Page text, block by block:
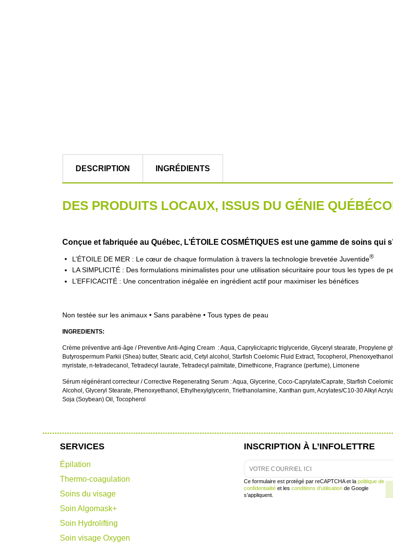
DESCRIPTION INGRÉDIENTS
DES PRODUITS LOCAUX, ISSUS DU GÉNIE
Conçue et fabriquée au Québec, L’ÉTOILE COSMÉTIQUES est une gamme de soins
L’ÉTOILE DE MER : Le cœur de chaque formulation à travers la technologie brevetée Juventide®
LA SIMPLICITÉ : Des formulations minimalistes pour une utilisation sécuritaire pour tous les types de
L’EFFICACITÉ : Une concentration inégalée en ingrédient actif pour maximiser les bénéfices
Non testée sur les animaux • Sans parabène • Tous types de peau
INGREDIENTS:
Crème préventive anti-âge / Preventive Anti-Aging Cream : Aqua, Caprylic/capric triglyceride, Glyceryl stearate, Propylene
Butyrospermum Parkii (Shea) butter, Stearic acid, Cetyl alcohol, Starfish Coelomic Fluid Extract, Tocopherol,
myristate, n-tetradecanol, Tetradecyl laurate, Tetradecyl palmitate, Dimethicone, Fragrance (perfume), Limonene
Sérum régénérant correcteur / Corrective Regenerating Serum : Aqua, Glycerine, Coco-Caprylate/Caprate, Starfish
Alcohol, Glyceryl Stearate, Phenoxyethanol, Ethylhexylglycerin, Triethanolamine, Xanthan gum, Acrylates/C10-30 Alkyl
Soja (Soybean) Oil, Tocopherol
SERVICES
Épilation
Thermo-coagulation
Soins du visage
Soin Algomask+
Soin Hydrolifting
Soin visage Oxygen
INSCRIPTION À L’INFOLETTRE
Ce formulaire est protégé par reCAPTCHA et la politique de
confidentialitéet les conditions d’utilisationde Google
s’appliquent.